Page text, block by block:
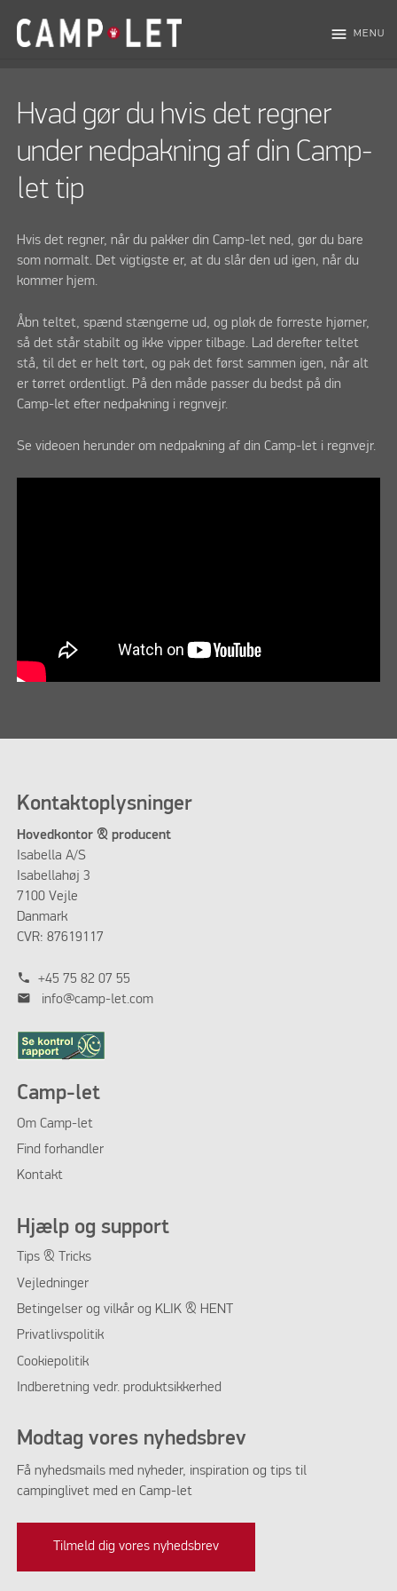
menu MENU
Hvad gør du hvis det regner
under nedpakning af din Camp-
let tip
Hvis det regner, når du pakker din Camp-let ned, gør du bare
som normalt. Det vigtigste er, at du slår den ud igen, når du
kommer hjem.
Åbn teltet, spænd stængerne ud, og pløk de forreste hjørner,
så det står stabilt og ikke vipper tilbage. Lad derefter teltet
stå, til det er helt tørt, og pak det først sammen igen, når alt
er tørret ordentligt. På den måde passer du bedst på din
Camp-let efter nedpakning i regnvejr.
Se videoen herunder om nedpakning af din Camp-let i regnvejr.
Kontaktoplysninger
Hovedkontor & producent
Isabella A/S
Isabellahøj 3
7100 Vejle
Danmark
CVR: 87619117
phone +45 75 82 07 55
mail info@camp-let.com
Camp-let
Om Camp-let
Find forhandler
Kontakt
Hjælp og support
Tips & Tricks
Vejledninger
Betingelser og vilkår og KLIK & HENT
Privatlivspolitik
Cookiepolitik
Indberetning vedr. produktsikkerhed
Modtag vores nyhedsbrev
Få nyhedsmails med nyheder, inspiration og tips til
campinglivet med en Camp-let
Tilmeld dig vores nyhedsbrev